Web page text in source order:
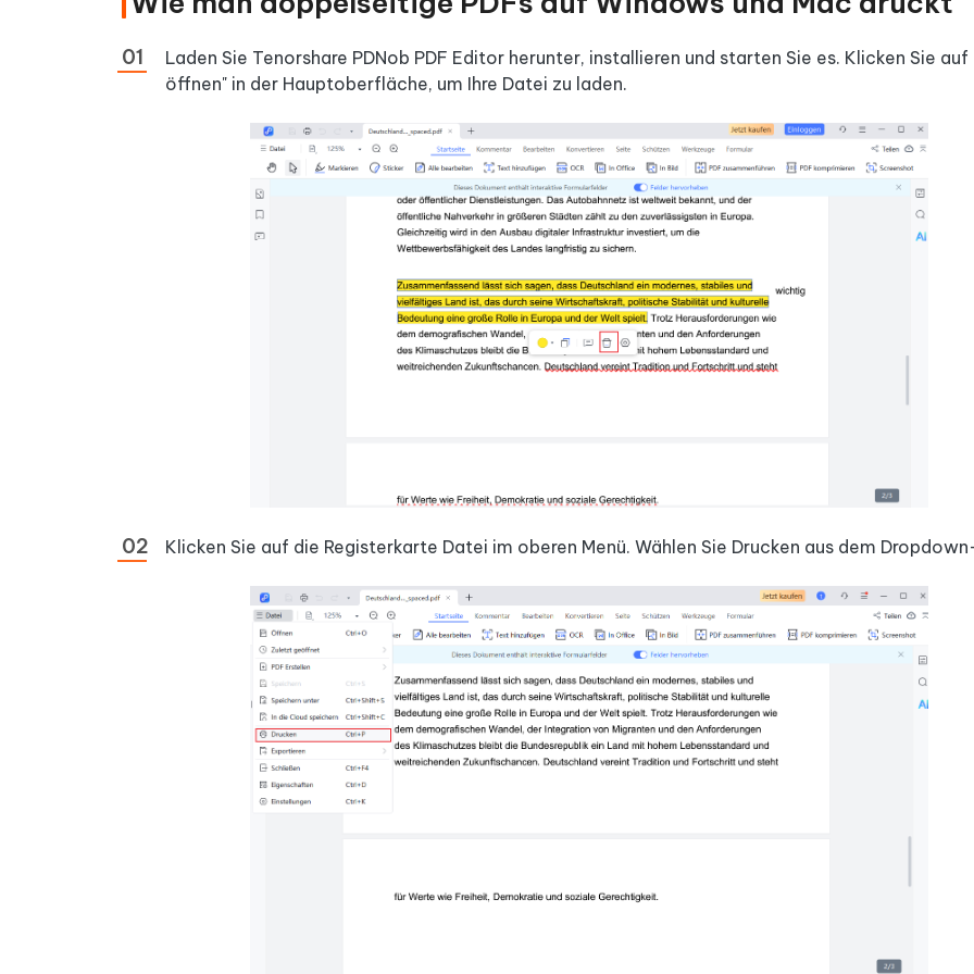
Laden Sie Tenorshare PDNob PDF Editor herunter, installieren und starten Sie es. Klicken Sie auf
öffnen" in der Hauptoberfläche, um Ihre Datei zu laden.
Klicken Sie auf die Registerkarte Datei im oberen Menü. Wählen Sie Drucken aus dem